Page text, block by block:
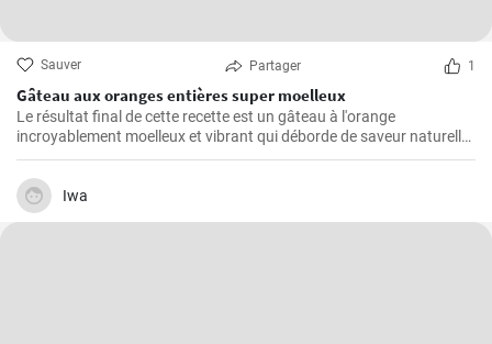
Sauver Partager 1
Gâteau aux oranges entières super moelleux
Le résultat final de cette recette est un gâteau à l'orange
incroyablement moelleux et vibrant qui déborde de saveur naturelle
d'agrumes.
Iwa